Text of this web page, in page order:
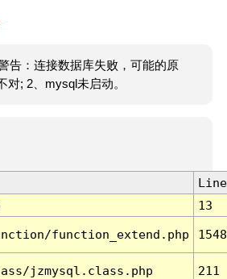
告：连接数据库失败，可能的原
对; 2、mysql未启动。
Line
13
function_extend.php 1548
jzmysql.class.php 211